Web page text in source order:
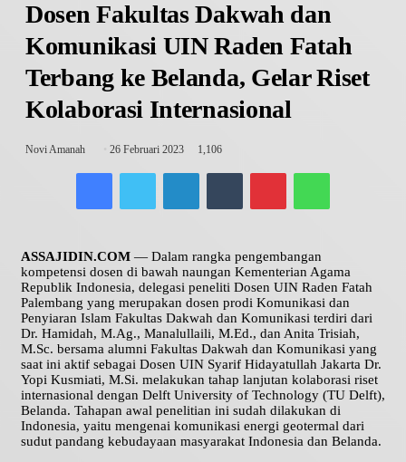
Dosen Fakultas Dakwah dan
Komunikasi UIN Raden Fatah
Terbang ke Belanda, Gelar Riset
Kolaborasi Internasional
Novi Amanah
an
26 Februari 2023 1,106
FacebookTwitter LinkedInTumblr PinterestWhatsApp
ASSAJIDIN.COM — Dalam rangka pengembangan
kompetensi dosen di bawah naungan Kementerian Agama
Republik Indonesia, delegasi peneliti Dosen UIN Raden Fatah
Palembang yang merupakan dosen prodi Komunikasi dan
Penyiaran Islam Fakultas Dakwah dan Komunikasi terdiri dari
Dr. Hamidah, M.Ag., Manalullaili, M.Ed., dan Anita Trisiah,
M.Sc. bersama alumni Fakultas Dakwah dan Komunikasi yang
saat ini aktif sebagai Dosen UIN Syarif Hidayatullah Jakarta Dr.
Yopi Kusmiati, M.Si. melakukan tahap lanjutan kolaborasi riset
internasional dengan Delft University of Technology (TU Delft),
Belanda. Tahapan awal penelitian ini sudah dilakukan di
Indonesia, yaitu mengenai komunikasi energi geotermal dari
sudut pandang kebudayaan masyarakat Indonesia dan Belanda.